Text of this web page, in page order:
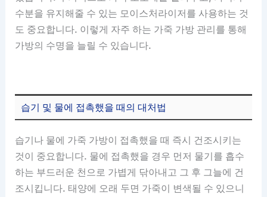
수분을 유지해줄 수 있는 모이스처라이저를 사용하는 것
도 중요합니다. 이렇게 자주 하는 가죽 가방 관리를 통해
가방의 수명을 늘릴 수 있습니다.
습기 및 물에 접촉했을 때의 대처법
습기나 물에 가죽 가방이 접촉했을 때 즉시 건조시키는
것이 중요합니다. 물에 접촉했을 경우 먼저 물기를 흡수
하는 부드러운 천으로 가볍게 닦아내고 그 후 그늘에 건
조시킵니다. 태양에 오래 두면 가죽이 변색될 수 있으니